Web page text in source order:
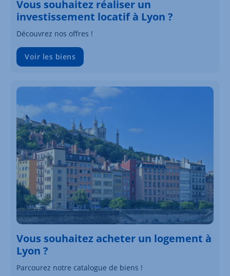
Vous souhaitez réaliser un
investissement locatif à Lyon ?
Découvrez nos offres !
Voir les biens
Vous souhaitez acheter un logement à
Lyon ?
Parcourez notre catalogue de biens !